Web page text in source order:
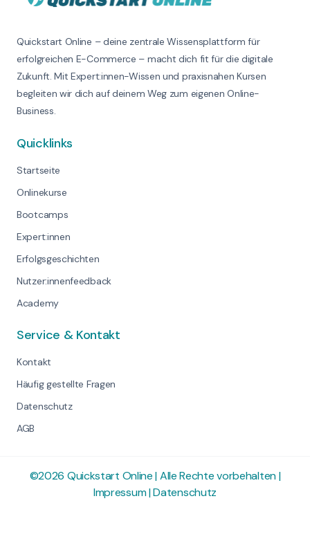
Quickstart Online – deine zentrale Wissensplattform für
erfolgreichen E-Commerce – macht dich fit für die digitale
Zukunft. Mit Expert:innen-Wissen und praxisnahen Kursen
begleiten wir dich auf deinem Weg zum eigenen Online-
Business.
Quicklinks
Startseite
Onlinekurse
Bootcamps
Expert:innen
Erfolgsgeschichten
Nutzer:innenfeedback
Academy
Service & Kontakt
Kontakt
Häufig gestellte Fragen
Datenschutz
AGB
©2026 Quickstart Online | Alle Rechte vorbehalten |
Impressum|Datenschutz